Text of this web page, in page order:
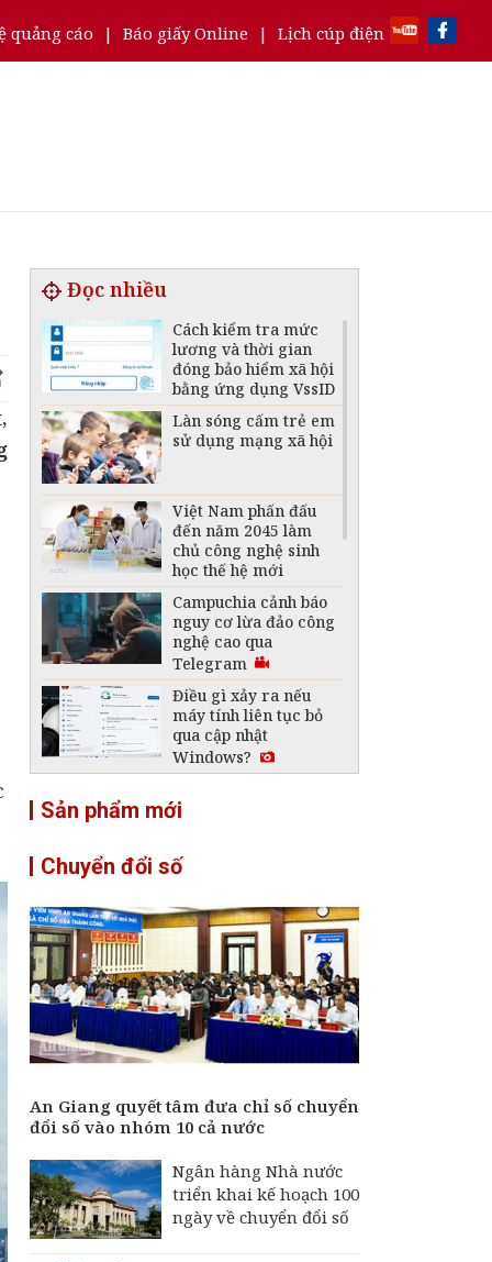
quảng cáo | Báo giấy Online | Lịch cúp điện
Đọc nhiều
Cách kiểm tra mức
lương và thời gian
đóng bảo hiểm xã hội
bằng ứng dụng VssID
Làn sóng cấm trẻ em
sử dụng mạng xã hội
Việt Nam phấn đấu
đến năm 2045 làm
chủ công nghệ sinh
học thế hệ mới
Campuchia cảnh báo
nguy cơ lừa đảo công
nghệ cao qua
Telegram
Điều gì xảy ra nếu
máy tính liên tục bỏ
qua cập nhật
Windows?
biến mất khỏi App
Sản phẩm mới
Chuyển đổi số
An Giang quyết tâm đưa chỉ số chuyển
đổi số vào nhóm 10 cả nước
Ngân hàng Nhà nước
triển khai kế hoạch 100
ngày về chuyển đổi số